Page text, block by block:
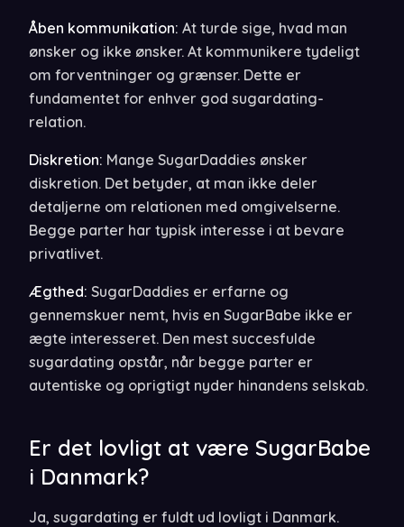
Åben kommunikation: At turde sige, hvad man
ønsker og ikke ønsker. At kommunikere tydeligt
om forventninger og grænser. Dette er
fundamentet for enhver god sugardating-
relation.
Diskretion: Mange SugarDaddies ønsker
diskretion. Det betyder, at man ikke deler
detaljerne om relationen med omgivelserne.
Begge parter har typisk interesse i at bevare
privatlivet.
Ægthed: SugarDaddies er erfarne og
gennemskuer nemt, hvis en SugarBabe ikke er
ægte interesseret. Den mest succesfulde
sugardating opstår, når begge parter er
autentiske og oprigtigt nyder hinandens selskab.
Er det lovligt at være SugarBabe
i Danmark?
Ja, sugardating er fuldt ud lovligt i Danmark.